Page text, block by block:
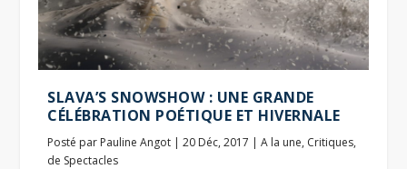
SLAVA’S SNOWSHOW : UNE GRANDE
CÉLÉBRATION POÉTIQUE ET HIVERNALE
Posté par Pauline Angot |20 Déc, 2017 |A la une, Critiques,
de Spectacles